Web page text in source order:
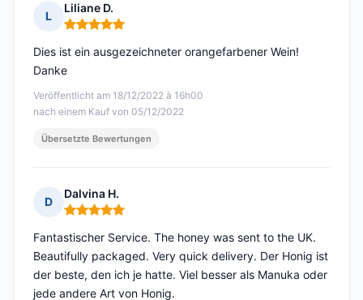
L
Liliane D.
Hinweis: 5 von 5
Veröffentlicht am 18/12/2022 à 16h00
nach einem Kauf von 05/12/2022
Dies ist ein ausgezeichneter orangefarbener Wein!
Danke
Übersetzte Bewertungen
D
Dalvina H.
Hinweis: 5 von 5
Fantastischer Service. The honey was sent to the UK.
Beautifully packaged. Very quick delivery. Der Honig ist
der beste, den ich je hatte. Viel besser als Manuka oder
jede andere Art von Honig.